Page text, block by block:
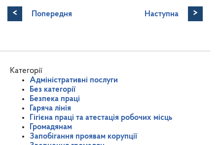
< Попередня Наступна >
Категорії
Адміністративні послуги
Без категорії
Безпека праці
Гаряча лінія
Гігієна праці та атестація робочих місць
Громадянам
Запобігання проявам корупції